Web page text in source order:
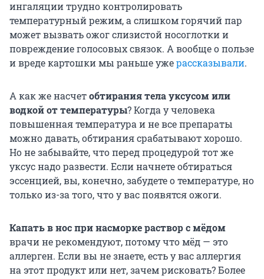
ингаляции трудно контролировать
температурный режим, а слишком горячий пар
может вызвать ожог слизистой носоглотки и
повреждение голосовых связок. А вообще о пользе
и вреде картошки мы раньше ужерассказывали.
А как же насчетобтирания тела уксусом или
водкой от температуры? Когда у человека
повышенная температура и не все препараты
можно давать, обтирания срабатывают хорошо.
Но не забывайте, что перед процедурой тот же
уксус надо развести. Если начнете обтираться
эссенцией, вы, конечно, забудете о температуре, но
только из-за того, что у вас появятся ожоги.
Капать в нос при насморке раствор с мёдом
врачи не рекомендуют, потому что мёд — это
аллерген. Если вы не знаете, есть у вас аллергия
на этот продукт или нет, зачем рисковать? Более